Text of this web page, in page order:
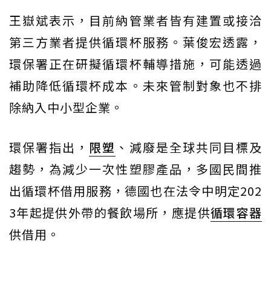
王嶽斌表示，目前納管業者皆有建置或接洽
第三方業者提供循環杯服務。葉俊宏透露，
環保署正在研擬循環杯輔導措施，可能透過
補助降低循環杯成本。未來管制對象也不排
除納入中小型企業。
環保署指出， 限塑 、減廢是全球共同目標及
趨勢，為減少一次性塑膠產品，多國民間推
出循環杯借用服務，德國也在法令中明定202
3年起提供外帶的餐飲場所，應提供循環容器
供借用。